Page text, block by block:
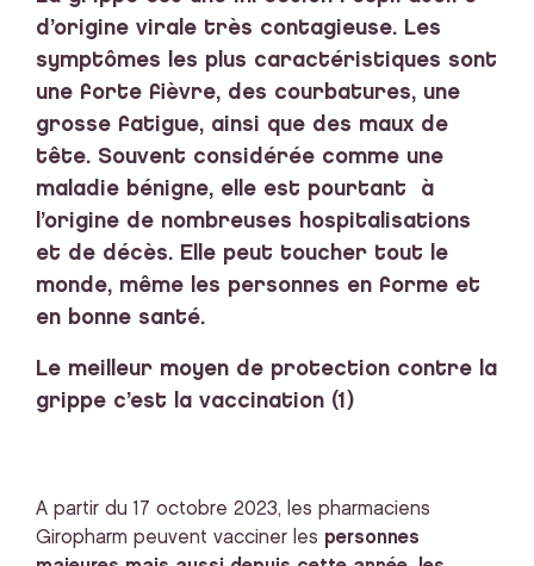
d’origine virale très contagieuse. Les
symptômes les plus caractéristiques sont
une forte fièvre, des courbatures, une
grosse fatigue, ainsi que des maux de
tête. Souvent considérée comme une
maladie bénigne, elle est pourtant à
l’origine de nombreuses hospitalisations
et de décès. Elle peut toucher tout le
monde, même les personnes en forme et
en bonne santé.
Le meilleur moyen de protection contre la
grippe c’est la vaccination (1)
A partir du 17 octobre 2023, les pharmaciens
Giropharm peuvent vacciner les personnes